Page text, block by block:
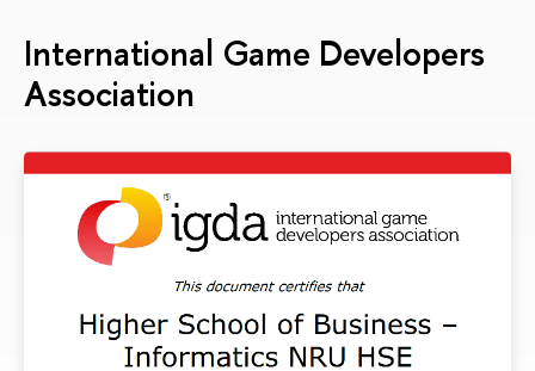
International Game Developers
Association